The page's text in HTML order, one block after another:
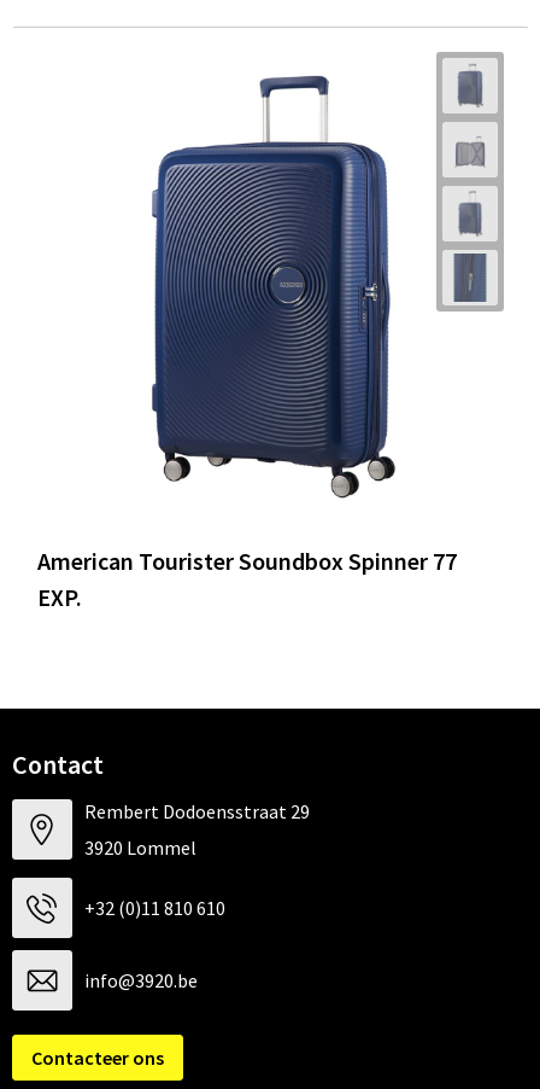
American Tourister Soundbox Spinner 77
EXP.
Contact
Rembert Dodoensstraat 29
3920 Lommel
+32 (0)11 810 610
info@3920.be
Contacteer ons